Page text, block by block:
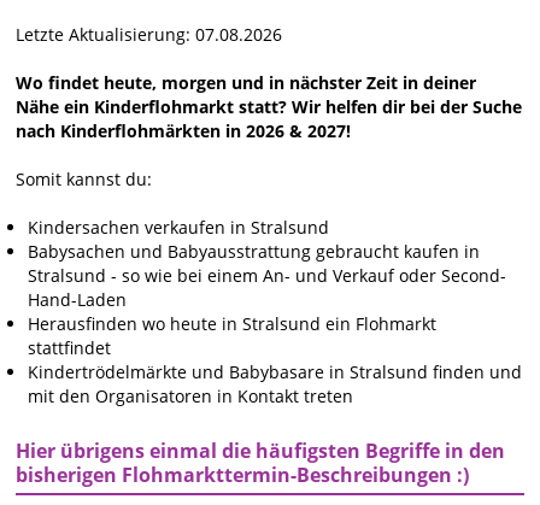
Letzte Aktualisierung: 07.08.2026
Wo findet heute, morgen und in nächster Zeit in deiner
Nähe ein Kinderflohmarkt statt? Wir helfen dir bei der Suche
nach Kinderflohmärkten in 2026 & 2027!
Somit kannst du:
Kindersachen verkaufen in Stralsund
Babysachen und Babyausstrattung gebraucht kaufen in
Stralsund - so wie bei einem An- und Verkauf oder Second-
Hand-Laden
Herausfinden wo heute in Stralsund ein Flohmarkt
stattfindet
Kindertrödelmärkte und Babybasare in Stralsund finden und
mit den Organisatoren in Kontakt treten
Hier übrigens einmal die häufigsten Begriffe in den
bisherigen Flohmarkttermin-Beschreibungen :)